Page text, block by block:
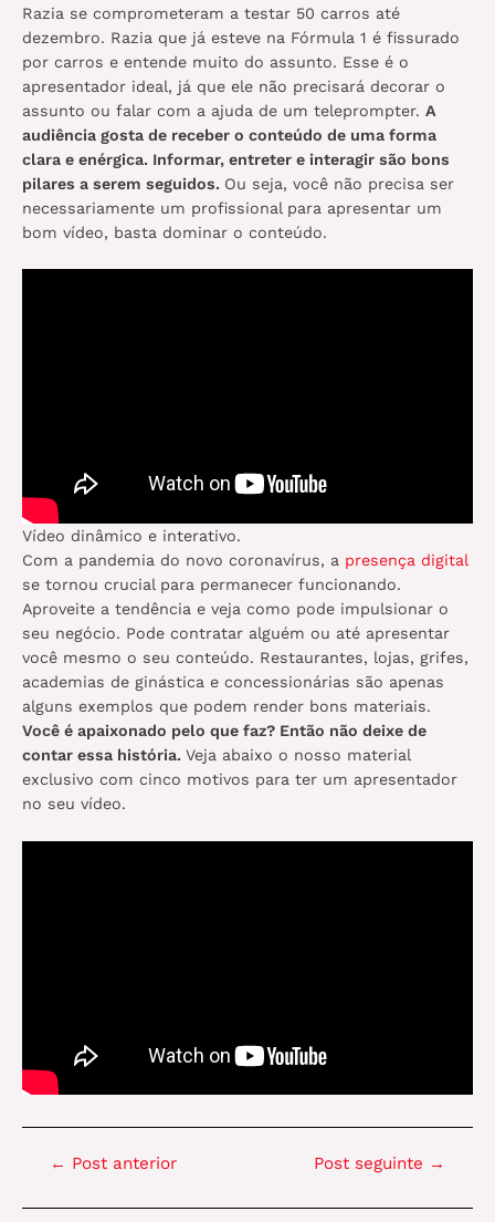
Razia se comprometeram a testar 50 carros até
dezembro. Razia que já esteve na Fórmula 1 é fissurado
por carros e entende muito do assunto. Esse é o
apresentador ideal, já que ele não precisará decorar o
assunto ou falar com a ajuda de um teleprompter. A
audiência gosta de receber o conteúdo de uma forma
clara e enérgica. Informar, entreter e interagir são bons
pilares a serem seguidos. Ou seja, você não precisa ser
necessariamente um profissional para apresentar um
bom vídeo, basta dominar o conteúdo.
Vídeo dinâmico e interativo.
Com a pandemia do novo coronavírus, a presença digital
se tornou crucial para permanecer funcionando.
Aproveite a tendência e veja como pode impulsionar o
seu negócio. Pode contratar alguém ou até apresentar
você mesmo o seu conteúdo. Restaurantes, lojas, grifes,
academias de ginástica e concessionárias são apenas
alguns exemplos que podem render bons materiais.
Você é apaixonado pelo que faz? Então não deixe de
contar essa história. Veja abaixo o nosso material
exclusivo com cinco motivos para ter um apresentador
no seu vídeo.
Navegação
Post
← Post anterior Post seguinte →